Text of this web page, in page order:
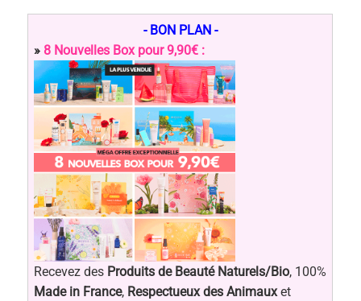
- BON PLAN -
» 8 Nouvelles Box pour 9,90€ :
Recevez des Produits de Beauté Naturels/Bio, 100%
Made in France, Respectueux des Animauxet